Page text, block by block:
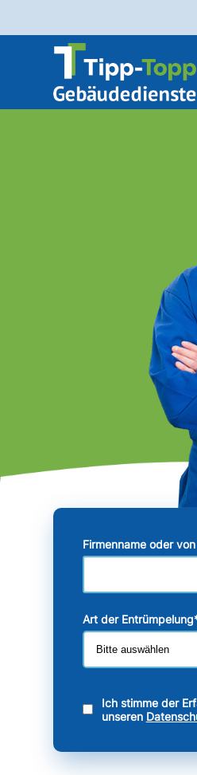
Firmenname oder
Art der Entrümpelung
Ich stimme der
unseren